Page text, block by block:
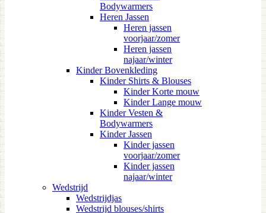
Bodywarmers
Heren Jassen
Heren jassen
voorjaar/zomer
Heren jassen
najaar/winter
Kinder Bovenkleding
Kinder Shirts & Blouses
Kinder Korte mouw
Kinder Lange mouw
Kinder Vesten &
Bodywarmers
Kinder Jassen
Kinder jassen
voorjaar/zomer
Kinder jassen
najaar/winter
Wedstrijd
Wedstrijdjas
Wedstrijd blouses/shirts